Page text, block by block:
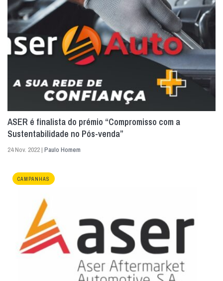
ASER é finalista do prémio “Compromisso com a
Sustentabilidade no Pós-venda”
24 Nov. 2022 | Paulo Homem
CAMPANHAS